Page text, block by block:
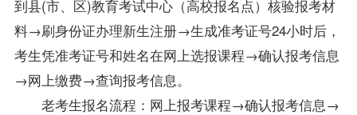
到县(市、区)教育考试中心（高校报名点）核验报考材
料→刷身份证办理新生注册→生成准考证号24小时后，
考生凭准考证号和姓名在网上选报课程→确认报考信息
→网上缴费→查询报考信息。
老考生报名流程：网上报考课程→确认报考信息→